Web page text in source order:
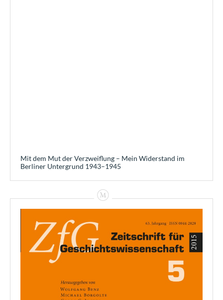
Mit dem Mut der Verzweiflung – Mein Widerstand im
Berliner Untergrund 1943–1945